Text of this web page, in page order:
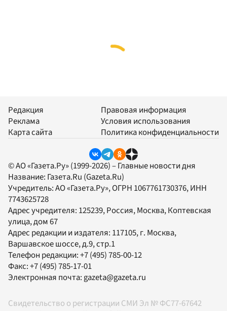
Редакция
Реклама
Карта сайта
Правовая информация
Условия использования
Политика конфиденциальности
© АО «Газета.Ру» (1999-2026) – Главные новости дня
Название: Газета.Ru (Gazeta.Ru)
Учредитель:АО «Газета.Ру», ОГРН 1067761730376, ИНН
7743625728
Адрес учредителя: 125239, Россия, Москва, Коптевская
улица, дом 67
Адрес редакции и издателя: 117105, г. Москва,
Варшавское шоссе, д.9, стр.1
Телефон редакции:+7 (495) 785-00-12
Факс:+7 (495) 785-17-01
Электронная почта: gazeta@gazeta.ru
Свидетельство о регистрации СМИ Эл № ФС77-67642